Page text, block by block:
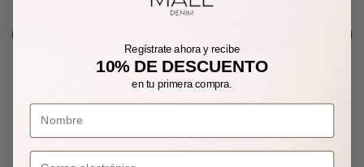
Guía de Tallas
Regístrate ahora y recibe
10% DE DESCUENTO
en tu primera compra.
Correo electrónico